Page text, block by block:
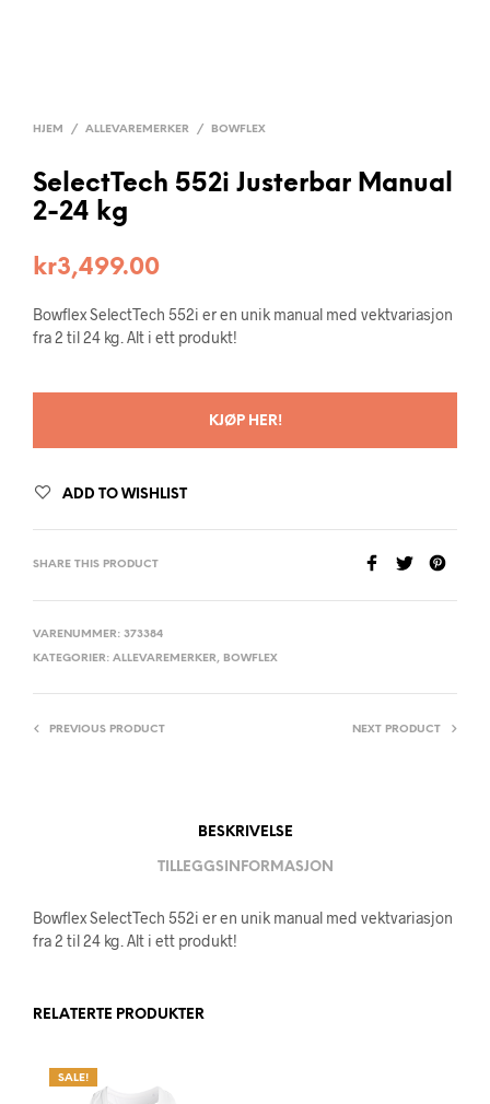
HJEM / ALLEVAREMERKER / BOWFLEX
SelectTech 552i Justerbar Manual
2-24 kg
kr3,499.00
Bowflex SelectTech 552i er en unik manual med vektvariasjon
fra 2 til 24 kg. Alt i ett produkt!
KJØP HER!
ADD TO WISHLIST
SHARE THIS PRODUCT
VARENUMMER: 373384
KATEGORIER: ALLEVAREMERKER, BOWFLEX
PREVIOUS PRODUCT NEXT PRODUCT
BESKRIVELSE
TILLEGGSINFORMASJON
Bowflex SelectTech 552i er en unik manual med vektvariasjon
fra 2 til 24 kg. Alt i ett produkt!
RELATERTE PRODUKTER
SALE!